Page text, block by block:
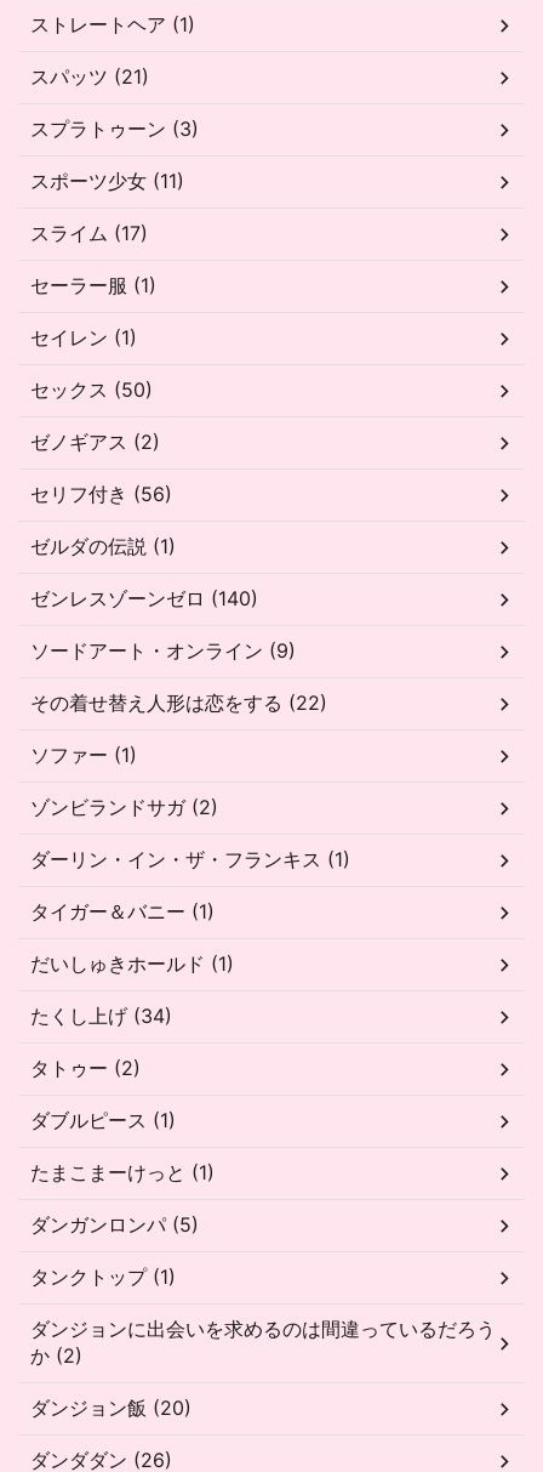
ストレートヘア (1)
スパッツ (21)
スプラトゥーン (3)
スポーツ少女 (11)
スライム (17)
セーラー服 (1)
セイレン (1)
セックス (50)
ゼノギアス (2)
セリフ付き (56)
ゼルダの伝説 (1)
ゼンレスゾーンゼロ (140)
ソードアート・オンライン (9)
その着せ替え人形は恋をする (22)
ソファー (1)
ゾンビランドサガ (2)
ダーリン・イン・ザ・フランキス (1)
タイガー＆バニー (1)
だいしゅきホールド (1)
たくし上げ (34)
タトゥー (2)
ダブルピース (1)
たまこまーけっと (1)
ダンガンロンパ (5)
タンクトップ (1)
ダンジョンに出会いを求めるのは間違っているだろう
か (2)
ダンジョン飯 (20)
ダンダダン (26)